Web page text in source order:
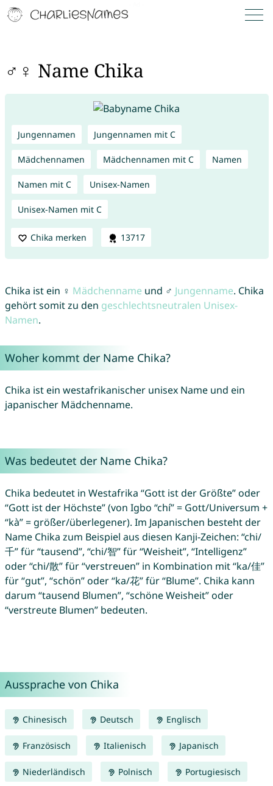
♂♀ Name Chika
Jungennamen Jungennamen mit C
Mädchennamen Mädchennamen mit C Namen
Namen mit C Unisex-Namen
Unisex-Namen mit C
Chika merken 13717
Chika ist ein ♀ Mädchenname und ♂ Jungenname. Chika
gehört somit zu den geschlechtsneutralen Unisex-
Namen.
Woher kommt der Name Chika?
Chika ist ein westafrikanischer unisex Name und ein
japanischer Mädchenname.
Was bedeutet der Name Chika?
Chika bedeutet in Westafrika “Gott ist der Größte” oder
“Gott ist der Höchste” (von Igbo “chí” = Gott/Universum +
“kà” = größer/überlegener). Im Japanischen besteht der
Name Chika zum Beispiel aus diesen Kanji-Zeichen: “chi/
千” für “tausend”, “chi/智” für “Weisheit”, “Intelligenz”
oder “chi/散” für “verstreuen” in Kombination mit “ka/佳”
für “gut”, “schön” oder “ka/花” für “Blume”. Chika kann
darum “tausend Blumen”, “schöne Weisheit” oder
“verstreute Blumen” bedeuten.
Aussprache von Chika
Chinesisch Deutsch Englisch
Französisch Italienisch Japanisch
Niederländisch Polnisch Portugiesisch